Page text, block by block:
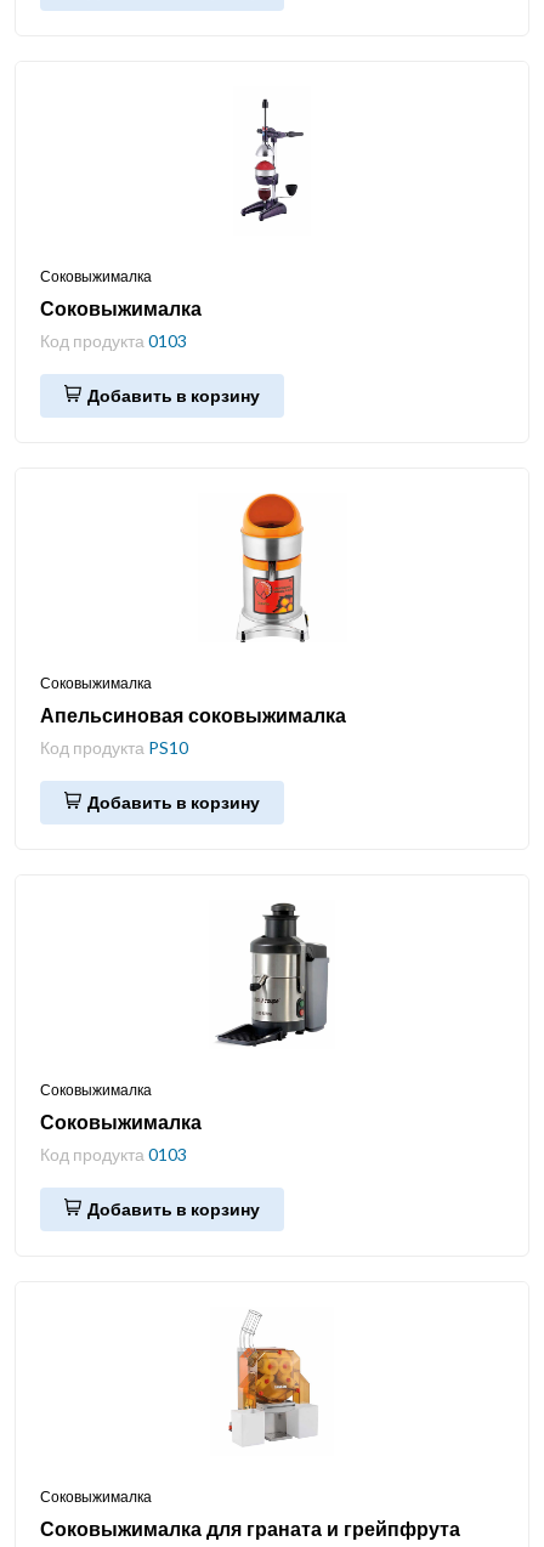
Соковыжималка
Соковыжималка
Код продукта 0103
Добавить в корзину
Соковыжималка
Апельсиновая соковыжималка
Код продукта PS10
Добавить в корзину
Соковыжималка
Соковыжималка
Код продукта 0103
Добавить в корзину
Соковыжималка
Соковыжималка для граната и грейпфрута